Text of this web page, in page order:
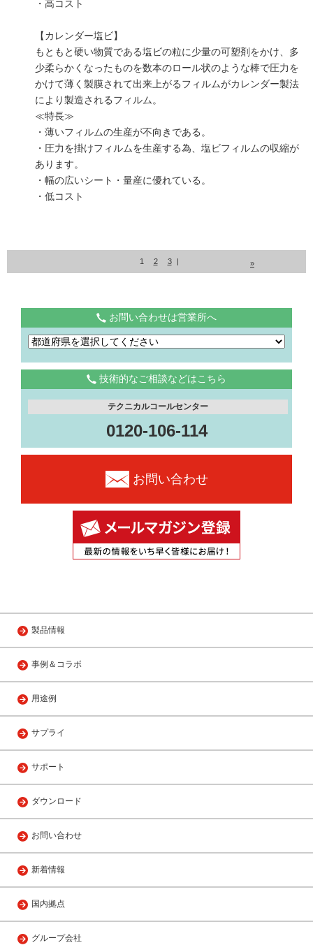
・高コスト
【カレンダー塩ビ】
もともと硬い物質である塩ビの粒に少量の可塑剤をかけ、多
少柔らかくなったものを数本のロール状のような棒で圧力を
かけて薄く製膜されて出来上がるフィルムがカレンダー製法
により製造されるフィルム。
≪特長≫
・薄いフィルムの生産が不向きである。
・圧力を掛けフィルムを生産する為、塩ビフィルムの収縮が
あります。
・幅の広いシート・量産に優れている。
・低コスト
1 2 3 | »
お問い合わせは営業所へ
技術的なご相談などはこちら
テクニカルコールセンター
0120-106-114
お問い合わせ
製品情報
事例＆コラボ
用途例
サプライ
サポート
ダウンロード
お問い合わせ
新着情報
国内拠点
グループ会社